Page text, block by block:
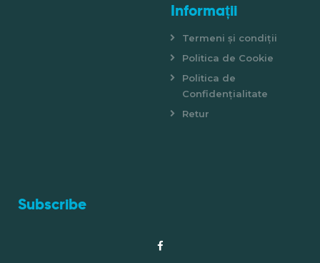
Informații
Termeni și condiții
Politica de Cookie
Politica de
Confidențialitate
Retur
Subscribe